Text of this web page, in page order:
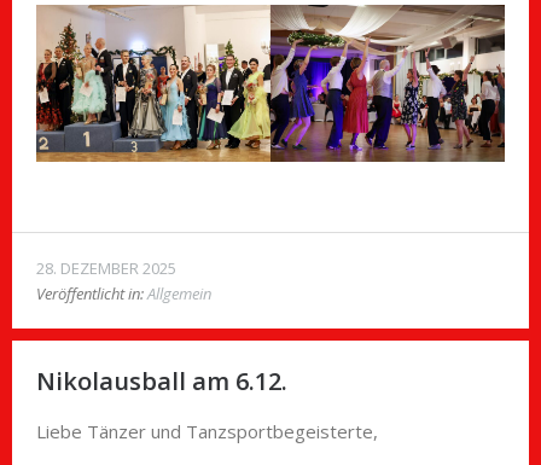
28. DEZEMBER 2025
Veröffentlicht in:Allgemein
Nikolausball am 6.12.
Liebe Tänzer und Tanzsportbegeisterte,